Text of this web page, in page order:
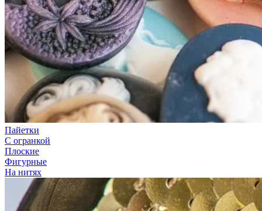
Пайетки
С огранкой
Плоские
Фигурные
На нитях